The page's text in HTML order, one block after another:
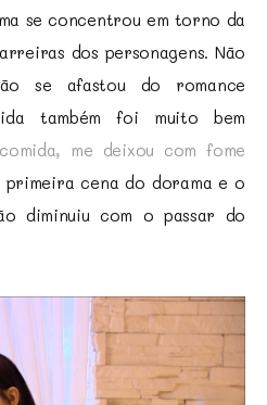
se concentrou em torno da
dos personagens. Não
se afastou do romance
também foi muito bem
me deixou com fome
primeira cena do dorama e o
diminuiu com o passar do